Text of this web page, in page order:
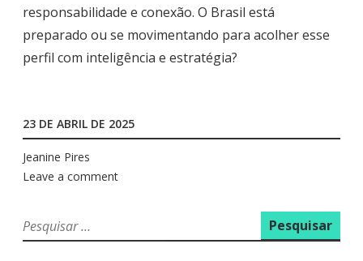
responsabilidade e conexão. O Brasil está
preparado ou se movimentando para acolher esse
perfil com inteligência e estratégia?
23 DE ABRIL DE 2025
Jeanine Pires
Leave a comment
P
e